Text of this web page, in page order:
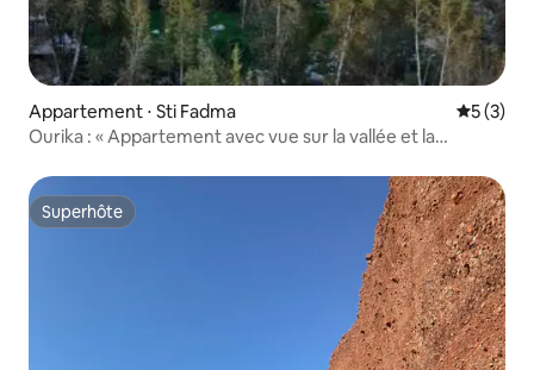
Appartement ⋅ Sti Fadma
5 (3)
Ourika : « Appartement avec vue sur la vallée et la
Superhôte
Superhôte